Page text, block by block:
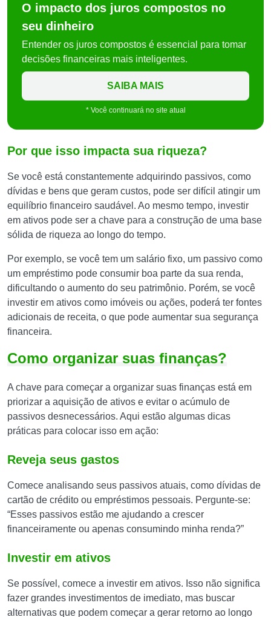
O impacto dos juros compostos no
seu dinheiro
Entender os juros compostos é essencial para tomar
decisões financeiras mais inteligentes.
SAIBA MAIS
* Você continuará no site atual
Por que isso impacta sua riqueza?
Se você está constantemente adquirindo passivos, como
dívidas e bens que geram custos, pode ser difícil atingir um
equilíbrio financeiro saudável. Ao mesmo tempo, investir
em ativos pode ser a chave para a construção de uma base
sólida de riqueza ao longo do tempo.
Por exemplo, se você tem um salário fixo, um passivo como
um empréstimo pode consumir boa parte da sua renda,
dificultando o aumento do seu patrimônio. Porém, se você
investir em ativos como imóveis ou ações, poderá ter fontes
adicionais de receita, o que pode aumentar sua segurança
financeira.
Como organizar suas finanças?
A chave para começar a organizar suas finanças está em
priorizar a aquisição de ativos e evitar o acúmulo de
passivos desnecessários. Aqui estão algumas dicas
práticas para colocar isso em ação:
Reveja seus gastos
Comece analisando seus passivos atuais, como dívidas de
cartão de crédito ou empréstimos pessoais. Pergunte-se:
“Esses passivos estão me ajudando a crescer
financeiramente ou apenas consumindo minha renda?”
Investir em ativos
Se possível, comece a investir em ativos. Isso não significa
fazer grandes investimentos de imediato, mas buscar
alternativas que podem começar a gerar retorno ao longo